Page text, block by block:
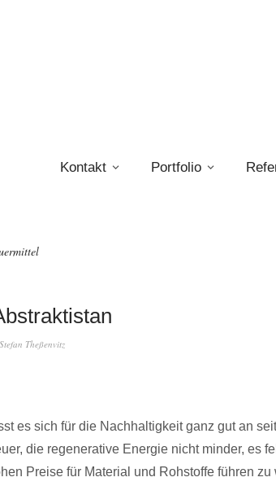
Kontakt Portfolio
Stefan Theßenvitz
es sich für die Nachhaltigkeit ganz gut an
die regenerative Energie nicht minder, es
Preise für Material und Rohstoffe führen